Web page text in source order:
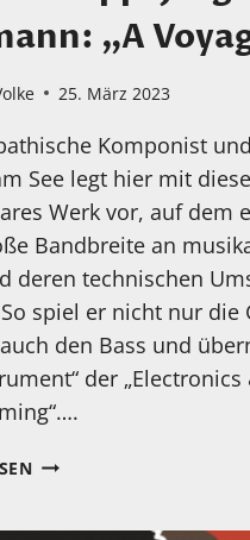
„A
25. März 2023
Komponist
See legt hier mit
Werk vor, auf dem
Bandbreite an
deren technischen
spiel er nicht nur die
den Bass und
der „Electronics
MEIN